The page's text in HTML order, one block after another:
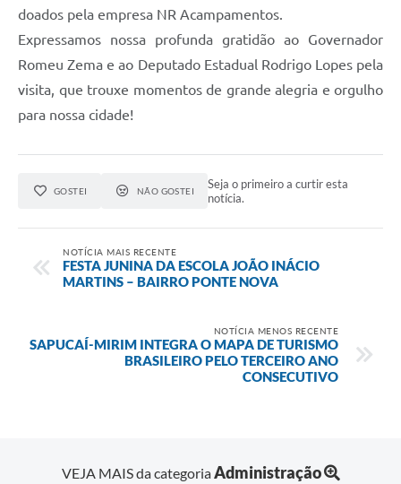
doados pela empresa NR Acampamentos.
Expressamos nossa profunda gratidão ao Governador
Romeu Zema e ao Deputado Estadual Rodrigo Lopes pela
visita, que trouxe momentos de grande alegria e orgulho
para nossa cidade!
GOSTEI NÃO GOSTEI
Seja o primeiro a curtir esta
notícia.
NOTÍCIA MAIS RECENTE
FESTA JUNINA DA ESCOLA JOÃO INÁCIO
MARTINS – BAIRRO PONTE NOVA
NOTÍCIA MENOS RECENTE
SAPUCAÍ-MIRIM INTEGRA O MAPA DE TURISMO
BRASILEIRO PELO TERCEIRO ANO
CONSECUTIVO
VEJA MAIS da categoriaAdministração